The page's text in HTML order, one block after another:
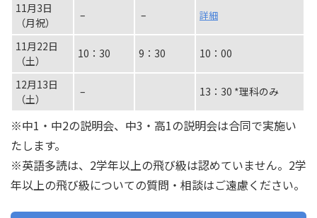
11月3日
（月祝）
– – 詳細
11月22日
（土）
10：30 9：30 10：00
12月13日
（土）
– 13：30 *理科のみ
※中1・中2の説明会、中3・高1の説明会は合同で実施い
たします。
※英語多読は、2学年以上の飛び級は認めていません。2学
年以上の飛び級についての質問・相談はご遠慮ください。